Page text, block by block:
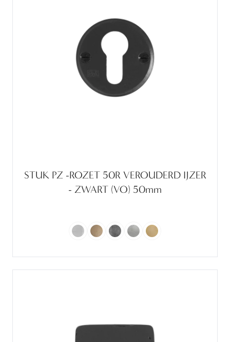
STUK PZ -ROZET 50R VEROUDERD IJZER
- ZWART (VO) 50mm